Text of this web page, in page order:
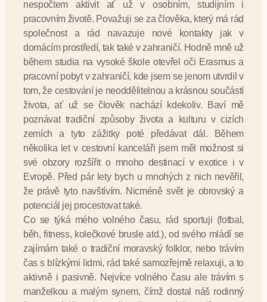
nespočtem aktivit ať už v osobním, studijním i
pracovním životě. Považuji se za člověka, který má rád
společnost a rád navazuje nové kontakty jak v
domácím prostředí, tak také v zahraničí. Hodně mně už
během studia na vysoké škole otevřel oči Erasmus a
pracovní pobyt v zahraničí, kde jsem se jenom utvrdil v
tom, že cestování je neoddělitelnou a krásnou součástí
života, ať už se člověk nachází kdekoliv. Baví mě
poznávat tradiční způsoby života a kulturu v cizích
zemích a tyto zážitky poté předávat dál. Během
několika let v cestovní kanceláři jsem měl možnost si
své obzory rozšířit o mnoho destinací v exotice i v
Evropě. Před pár lety bych u mnohých z nich nevěřil,
že právě tyto navštívím. Nicméně svět je obrovský a
potenciál jej procestovat také.
Co se týká mého volného času, rád sportuji (fotbal,
běh, fitness, kolečkové brusle atd.), od svého mládí se
zajímám také o tradiční moravský folklor, nebo trávím
čas s blízkými lidmi, rád také samozřejmě relaxuji, a to
aktivně i pasivně. Nejvíce volného času ale trávím s
manželkou a malým synem, čímž dostal náš rodinný